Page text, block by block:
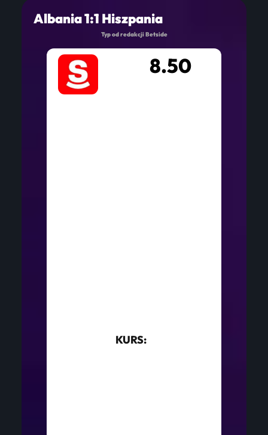
Albania 1:1 Hiszpania
Typ od redakcji Betside
KURS:
8.50